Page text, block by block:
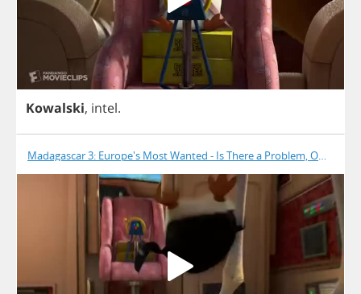
Kowalski, intel.
Madagascar 3: Europe's Most Wanted - Is There a Problem, Officer?